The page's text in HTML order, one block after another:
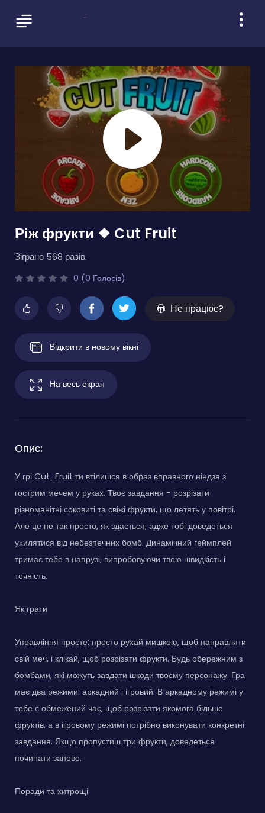
Ріж фрукти ❖ Cut Fruit
Зіграно 568 разів.
0 (0 Голосів)
Не працює?
Відкрити в новому вікні
На весь екран
Опис:
У грі Cut_Fruit ти втілишся в образ вправного ніндзя з
гострим мечем у руках. Твоє завдання - розрізати
різноманітні соковиті та свіжі фрукти, що летять у повітрі.
Але це не так просто, як здається, адже тобі доведеться
ухилятися від небезпечних бомб. Динамічний геймплей
тримає тебе в напрузі, випробовуючи твою швидкість і
точність.
Як грати
Управління просте: просто рухай мишкою, щоб направляти
свій меч, і клікай, щоб розрізати фрукти. Будь обережним з
бомбами, які можуть завдати шкоди твоєму персонажу. Гра
має два режими: аркадний і ігровий. В аркадному режимі у
тебе є обмежений час, щоб розрізати якомога більше
фруктів, а в ігровому режимі потрібно виконувати конкретні
завдання. Якщо пропустиш три фрукти, доведеться
починати заново.
Поради та хитрощі